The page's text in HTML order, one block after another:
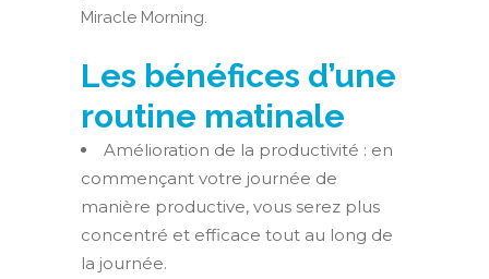
Miracle Morning.
Les bénéfices d’une
routine matinale
Amélioration de la productivité : en
commençant votre journée de
manière productive, vous serez plus
concentré et efficace tout au long de
la journée.